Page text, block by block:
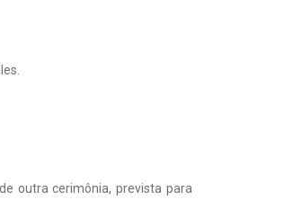
outra cerimônia, prevista para